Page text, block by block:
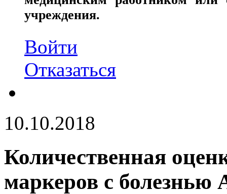
учреждения.
Войти
Отказаться
10.10.2018
Количественная
маркеров с болезнью